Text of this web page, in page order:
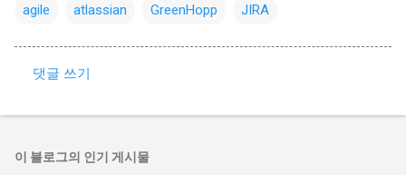
agile atlassian GreenHopp JIRA
글
댓글 쓰기
이 블로그의 인기 게시물